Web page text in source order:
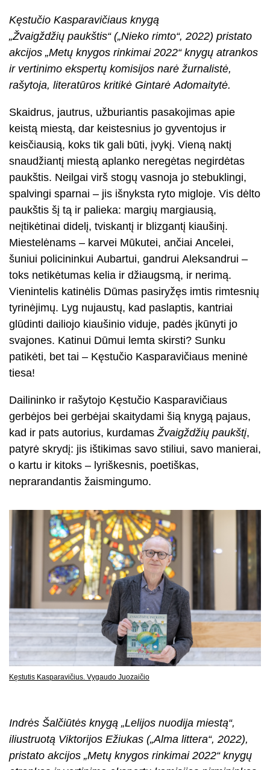
Kęstučio Kasparavičiaus knygą
„Žvaigždžių paukštis“ („Nieko rimto“, 2022) pristato
akcijos „Metų knygos rinkimai 2022“ knygų atrankos
ir vertinimo ekspertų komisijos narė žurnalistė,
rašytoja, literatūros kritikė Gintarė Adomaitytė.
Skaidrus, jautrus, užburiantis pasakojimas apie
keistą miestą, dar keistesnius jo gyventojus ir
keisčiausią, koks tik gali būti, įvykį. Vieną naktį
snaudžiantį miestą aplanko neregėtas negirdėtas
paukštis. Neilgai virš stogų vasnoja jo stebuklingi,
spalvingi sparnai – jis išnyksta ryto migloje. Vis dėlto
paukštis šį tą ir palieka: margių margiausią,
neįtikėtinai didelį, tviskantį ir blizgantį kiaušinį.
Miestelėnams – karvei Mūkutei, ančiai Ancelei,
šuniui policininkui Aubartui, gandrui Aleksandrui –
toks netikėtumas kelia ir džiaugsmą, ir nerimą.
Vienintelis katinėlis Dūmas pasiryžęs imtis rimtesnių
tyrinėjimų. Lyg nujaustų, kad paslaptis, kantriai
glūdinti dailiojo kiaušinio viduje, padės įkūnyti jo
svajones. Katinui Dūmui lemta skirsti? Sunku
patikėti, bet tai – Kęstučio Kasparavičiaus meninė
tiesa!
Dailininko ir rašytojo Kęstučio Kasparavičiaus
gerbėjos bei gerbėjai skaitydami šią knygą pajaus,
kad ir pats autorius, kurdamasŽvaigždžių paukštį,
patyrė skrydį: jis ištikimas savo stiliui, savo manierai,
o kartu ir kitoks – lyriškesnis, poetiškas,
neprarandantis žaismingumo.
Kęstutis Kasparavičius. Vygaudo Juozaičio
Indrės Šalčiūtės knygą „Lelijos nuodija miestą“,
iliustruotą Viktorijos Ežiukas („Alma littera“, 2022),
pristato akcijos „Metų knygos rinkimai 2022“ knygų